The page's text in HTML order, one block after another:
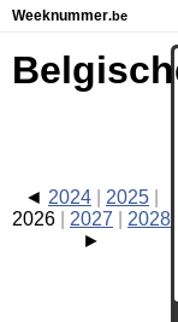
Weeknummer.be
Kalender met
Over
2024
2025
2026
2027 2028